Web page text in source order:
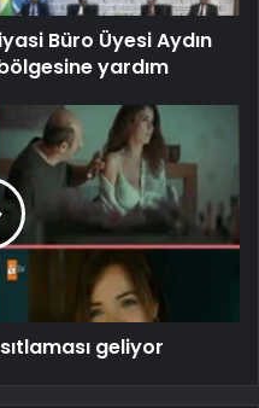
Büro Üyesi Aydın
yardım
geliyor